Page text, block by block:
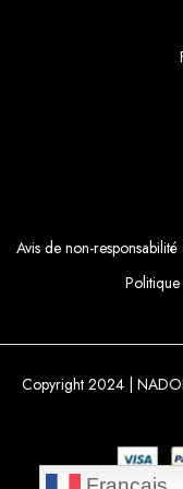
Avis de non-
Copyright 2024 |